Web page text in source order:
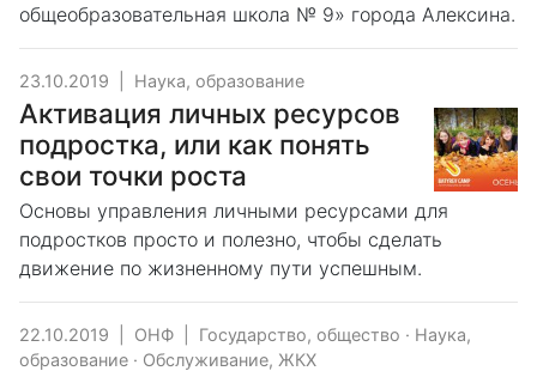
общеобразовательная школа № 9» города Алексина.
23.10.2019 Наука, образование
Активация личных ресурсов
подростка, или как понять
свои точки роста
Основы управления личными ресурсами для
подростков просто и полезно, чтобы сделать
движение по жизненному пути успешным.
22.10.2019 ОНФ Государство, общество · Наука,
образование · Обслуживание, ЖКХ